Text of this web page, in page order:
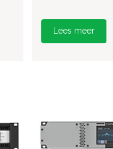
Lees meer